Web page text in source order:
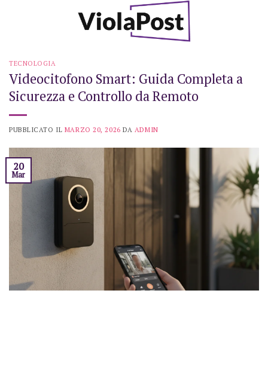
TECNOLOGIA
Videocitofono Smart: Guida Completa a
Sicurezza e Controllo da Remoto
PUBBLICATO IL MARZO 20, 2026 DA ADMIN
20
Mar